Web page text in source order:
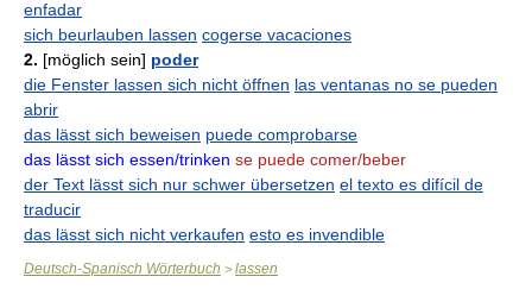
enfadar
sich beurlauben lassen cogerse vacaciones
2. [möglich sein] poder
die Fenster lassen sich nicht öffnen las ventanas no se pueden
abrir
das lässt sich beweisen puede comprobarse
das lässt sich essen/trinken se puede comer/beber
der Text lässt sich nur schwer übersetzen el texto es difícil de
traducir
das lässt sich nicht verkaufen esto es invendible
Deutsch-Spanisch Wörterbuch > lassen